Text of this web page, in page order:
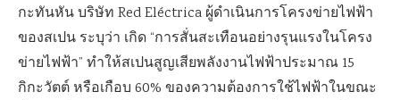
กะทันหัน บริษัท Red Eléctrica ผู้ดำเนินการโครงข่ายไฟฟ้า
ของสเปน ระบุว่า เกิด “การสั่นสะเทือนอย่างรุนแรงในโครง
ข่ายไฟฟ้า” ทำให้สเปนสูญเสียพลังงานไฟฟ้าประมาณ 15
กิกะวัตต์ หรือเกือบ 60% ของความต้องการใช้ไฟฟ้าในขณะ